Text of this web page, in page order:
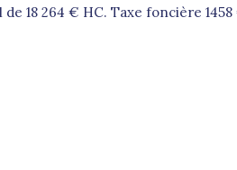
18 264 € HC. Taxe foncière